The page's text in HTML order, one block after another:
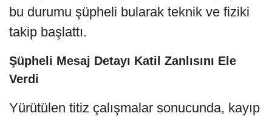
bu durumu şüpheli bularak teknik ve fiziki
takip başlattı.
Şüpheli Mesaj Detayı Katil Zanlısını Ele
Verdi
Yürütülen titiz çalışmalar sonucunda, kayıp